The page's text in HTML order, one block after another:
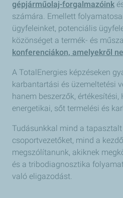
gépjárműolaj-forgalmazóink
számára. Emellett
ügyfeleinket, potenciális
közönséget a termék- és
konferenciákon, amelyekről
A TotalEnergies képzéseken
karbantartási és üzemeltetési
hanem beszerzők, értékesítési,
energetikai, sőt termelési és
Tudásunkkal mind a
csoportvezetőket, mind a
megszólítanunk, akiknek
és a tribodiagnosztika
való eligazodást.